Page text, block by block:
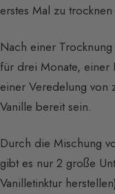
erstes Mal zu
Nach einer
für drei Monate, einer
einer Veredelung von
Vanille bereit sein.
Durch die Mischung
gibt es nur 2 große
Vanilletinktur